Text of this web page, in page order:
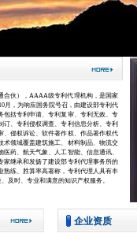
合伙），AAAA级专利代理机构，是国家
月，为响应国务院号召，由建设部专利代
包括专利申请、专利复审、专利无效、专
、专利侵权调查、专利信息分析、专利
、侵权诉讼、软件著作权、作品著作权代
术领域覆盖建筑施工、材料制品、物流交
药、航天气象、人工智能、信息通讯、
家继承和发扬了建设部专利代理事务所的
熟练、胜算率高著称，专利代理人具有丰
及时、专业和满意的知识产权服务。
企业资质